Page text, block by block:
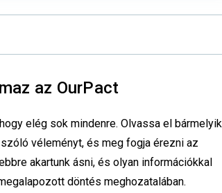
az OurPact
elég sok mindenre. Olvassa el bármelyik
véleményt, és meg fogja érezni az
akartunk ásni, és olyan információkkal
döntés meghozatalában.